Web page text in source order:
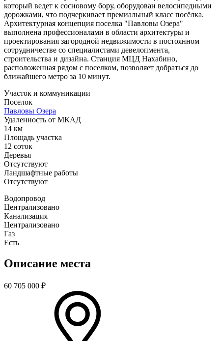
который ведет к сосновому бору, оборудован велосипедными
дорожками, что подчеркивает премиальный класс посёлка.
Архитектурная концепция поселка "Павловы Озера"
выполнена профессионалами в области архитектуры и
проектирования загородной недвижимости в постоянном
сотрудничестве со специалистами девелопмента,
строительства и дизайна. Станция МЦД Нахабино,
расположенная рядом с поселком, позволяет добраться до
ближайшего метро за 10 минут.
Участок и коммуникации
Поселок
Павловы Озера
Удаленность от МКАД
14 км
Площадь участка
12 соток
Деревья
Отсутствуют
Ландшафтные работы
Отсутствуют
Водопровод
Централизовано
Канализация
Централизовано
Газ
Есть
Описание места
60 705 000 ₽